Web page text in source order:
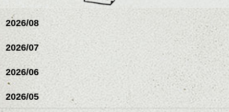
2026/08
2026/07
2026/06
2026/05